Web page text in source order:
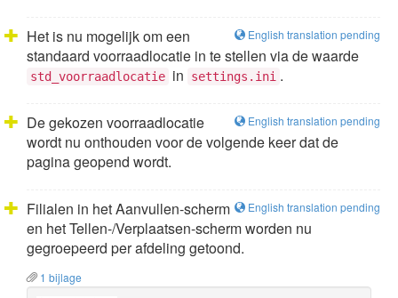
English translation pending
Het is nu mogelijk om een
standaard voorraadlocatie in te stellen via de waarde
std_voorraadlocatie in settings.ini .
English translation pending
De gekozen voorraadlocatie
wordt nu onthouden voor de volgende keer dat de
pagina geopend wordt.
English translation pending
Filialen in het Aanvullen-scherm
en het Tellen-/Verplaatsen-scherm worden nu
gegroepeerd per afdeling getoond.
1 bijlage